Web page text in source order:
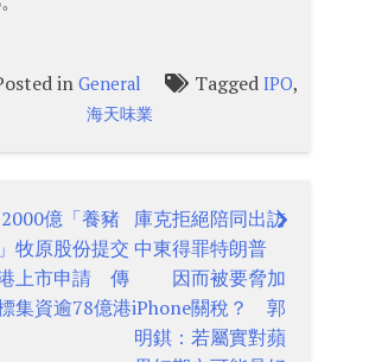
in General Tagged IPO,
海天味業
2000億「養豬
牧原股份提交
上市申請 傳
集資逾78億港
庫克拒絕陪同出訪
中東得罪特朗普
因而被要脅加
iPhone關稅？ 郭
明錤：若屬實對蘋